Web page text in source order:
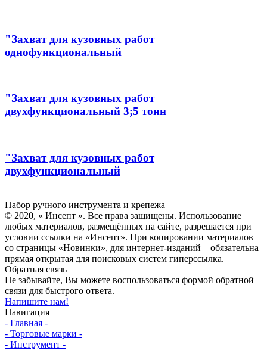
"Захват для кузовных работ
однофункциональный
"Захват для кузовных работ
двухфункциональный 3;5 тонн
"Захват для кузовных работ
двухфункциональный
Набор ручного инструмента и крепежа
© 2020, « Инсепт ». Все права защищены. Использование
любых материалов, размещённых на сайте, разрешается при
условии ссылки на «Инсепт». При копировании материалов
со страницы «Новинки», для интернет-изданий – обязательна
прямая открытая для поисковых систем гиперссылка.
Обратная связь
Не забывайте, Вы можете воспользоваться формой обратной
связи для быстрого ответа.
Напишите нам!
Навигация
- Главная -
- Торговые марки -
- Инструмент -